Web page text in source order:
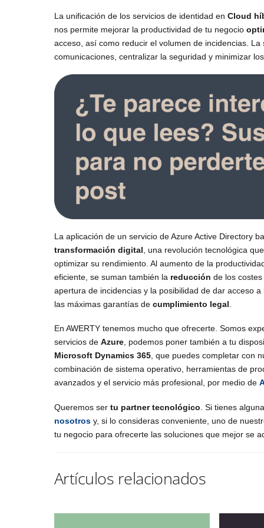
La unificación de los servicios de identidad en Cloud
nos permite mejorar la productividad de tu negocio
acceso, así como reducir el volumen de incidencias.
comunicaciones, centralizar la seguridad y minimizar
La aplicación de un servicio de Azure Active Directory
transformación digital , una revolución tecnológica
optimizar su rendimiento. Al aumento de la
eficiente, se suman también la reducción de los
apertura de incidencias y la posibilidad de dar acceso
las máximas garantías de cumplimiento legal
En AWERTY tenemos mucho que ofrecerte. Somos
servicios de Azure, podemos poner también a tu
Microsoft Dynamics 365, que puedes completar con
combinación de sistema operativo, herramientas de
avanzados y el servicio más profesional, por medio de
Queremos ser tu partner tecnológico . Si tienes
nosotros y, si lo consideras conveniente, uno de
tu negocio para ofrecerte las soluciones que mejor se